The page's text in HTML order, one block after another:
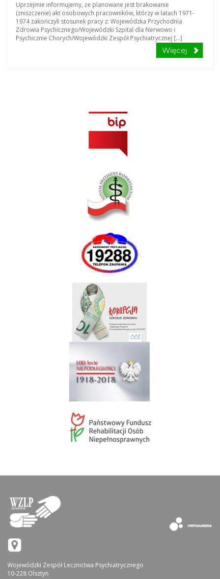
Uprzejmie informujemy, że planowane jest brakowanie
(zniszczenie) akt osobowych pracowników, którzy w latach 1971-
1974 zakończyli stosunek pracy z: Wojewódzka Przychodnia
Zdrowia Psychicznego/Wojewódzki Szpital dla Nerwowo i
Psychicznie Chorych/Wojewódzki Zespół Psychiatrycznej [...]
Więcej
Wojewódzki Zespół Lecznictwa Psychiatrycznego
10-228 Olsztyn